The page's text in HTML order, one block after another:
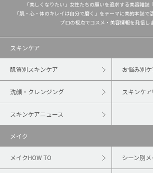
「美しくなりたい」女性たちの願いを追求する美容雑誌
「肌・心・体のキレイは自分で磨く」をテーマに美的本誌で
プロの視点でコスメ・美容情報を発信し
スキンケア
肌質別スキンケア お悩み別
洗顔・クレンジング スキンケ
スキンケアニュース
メイク
メイクHOW TO シーン別メ